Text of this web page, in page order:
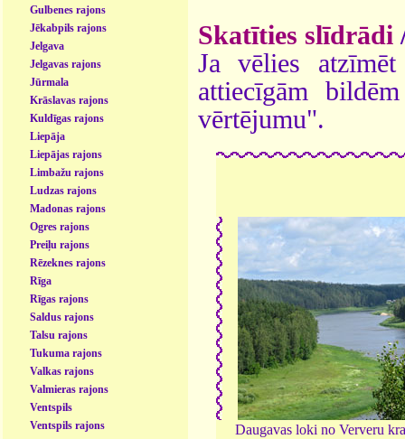
Gulbenes rajons
Jēkabpils rajons
Jelgava
Jelgavas rajons
Jūrmala
Krāslavas rajons
Kuldīgas rajons
Liepāja
Liepājas rajons
Limbažu rajons
Ludzas rajons
Madonas rajons
Ogres rajons
Preiļu rajons
Rēzeknes rajons
Rīga
Rīgas rajons
Saldus rajons
Talsu rajons
Tukuma rajons
Valkas rajons
Valmieras rajons
Ventspils
Ventspils rajons
Skatīties slīdrādi
Ja vēlies
attiecīgām
vērtējumu".
Daugavas loki no Ververu